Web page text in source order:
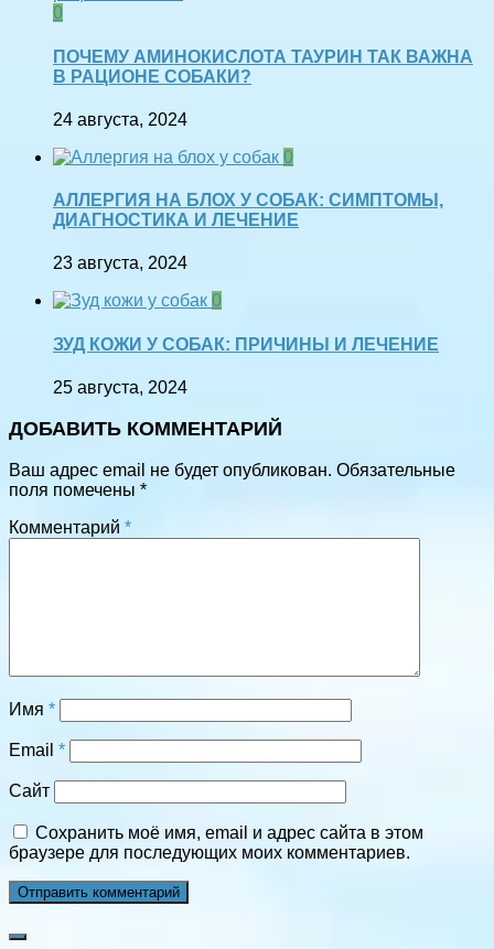
0
ПОЧЕМУ АМИНОКИСЛОТА ТАУРИН ТАК ВАЖНА
В РАЦИОНЕ СОБАКИ?
24 августа, 2024
0
АЛЛЕРГИЯ НА БЛОХ У СОБАК: СИМПТОМЫ,
ДИАГНОСТИКА И ЛЕЧЕНИЕ
23 августа, 2024
0
ЗУД КОЖИ У СОБАК: ПРИЧИНЫ И ЛЕЧЕНИЕ
25 августа, 2024
ДОБАВИТЬ КОММЕНТАРИЙ
Ваш адрес email не будет опубликован. Обязательные
поля помечены *
Комментарий *
Имя *
Email *
Сайт
Сохранить моё имя, email и адрес сайта в этом
браузере для последующих моих комментариев.